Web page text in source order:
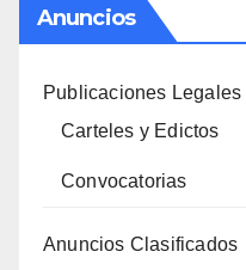
Anuncios
Publicaciones Legales
Carteles y Edictos
Convocatorias
Anuncios Clasificados